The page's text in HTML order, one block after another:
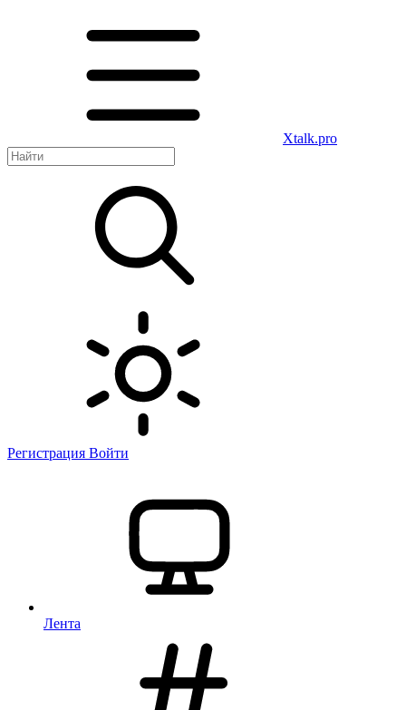
Xtalk.pro
Регистрация Войти
Лента